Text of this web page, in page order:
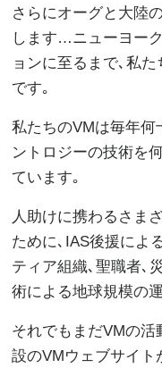
さらにオーグと大陸
します…ニューヨー
ョンに至るまで､私
です｡
私たちのVMは毎年何
ントロジーの技術を
ています｡
人助けに携わるさま
ために､IAS後援によ
ティア組織､聖職者､
術による地球規模の
それでもまだVMの活
設のVMウェブサイト